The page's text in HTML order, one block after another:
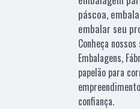
páscoa,
embalar seu
Conheça
Embalagens,
papelão para
confiança.